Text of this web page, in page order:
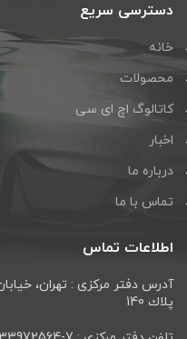
دسترسی سریع
خانه
محصولات
کاتالوگ اچ ای سی
اخبار
درباره ما
تماس با ما
اطلاعات تماس
آدرس دفتر مرکزی : تهران،
پلاك 140